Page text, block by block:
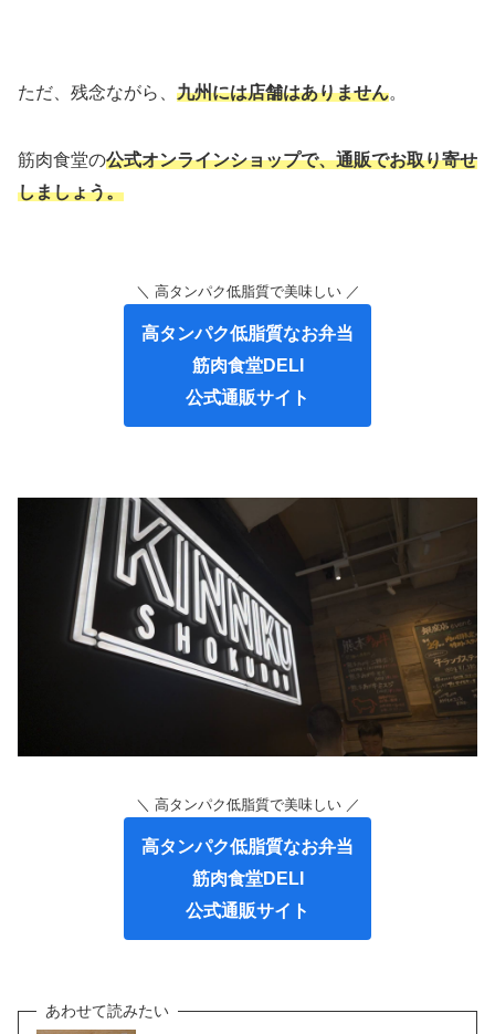
ただ、残念ながら、 九州には店舗はありません。
筋肉食堂の公式オンラインショップで、通販でお取り寄せ
しましょう。
＼ 高タンパク低脂質で美味しい ／
高タンパク低脂質なお弁当
筋肉食堂DELI
公式通販サイト
＼ 高タンパク低脂質で美味しい ／
高タンパク低脂質なお弁当
筋肉食堂DELI
公式通販サイト